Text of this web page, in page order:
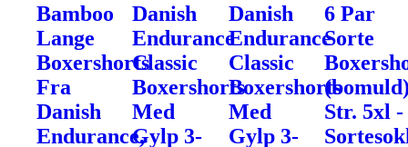
Bamboo
Lange
Boxershorts
Fra
Danish
Endurance,
Danish
Endurance
Classic
Boxershorts
Med
Gylp 3-
Danish
Endurance
Classic
Boxershorts
Med
Gylp 3-
6 Par
Sorte
Str. 5xl -